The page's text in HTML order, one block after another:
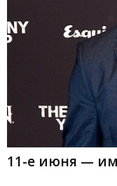
11-е июня —